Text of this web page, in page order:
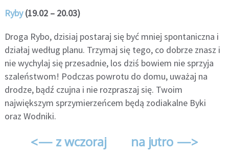
Ryby(19.02 – 20.03)
Droga Rybo, dzisiaj postaraj się być mniej spontaniczna i
działaj według planu. Trzymaj się tego, co dobrze znasz i
nie wychylaj się przesadnie, los dziś bowiem nie sprzyja
szaleństwom! Podczas powrotu do domu, uważaj na
drodze, bądź czujna i nie rozpraszaj się. Twoim
największym sprzymierzeńcem będą zodiakalne Byki
oraz Wodniki.
<— z wczoraj na jutro —>